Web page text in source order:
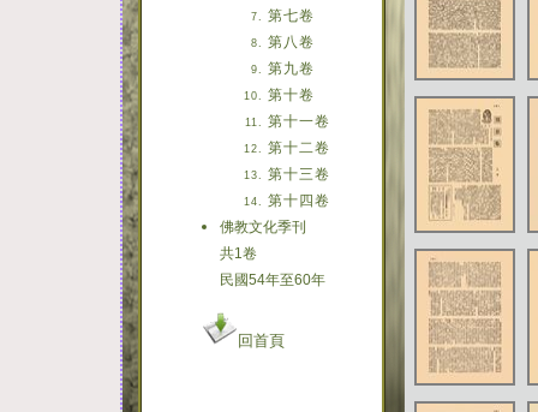
第七卷
第八卷
第九卷
第十卷
第十一卷
第十二卷
第十三卷
第十四卷
佛教文化季刊
共1卷
民國54年至60年
回首頁